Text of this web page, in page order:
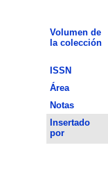
Volumen de
la colección
ISSN
Área
Notas
Insertado
por